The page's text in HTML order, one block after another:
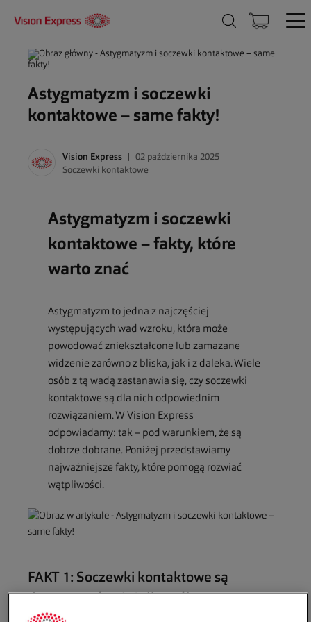
Astygmatyzm i soczewki
kontaktowe – same fakty!
Vision Express
02 października 2025
Soczewki kontaktowe
Astygmatyzm i soczewki
kontaktowe – fakty, które
warto znać
Astygmatyzm to jedna z najczęściej
występujących wad wzroku, która może
powodować zniekształcone lub zamazane
widzenie zarówno z bliska, jak i z daleka. Wiele
osób z tą wadą zastanawia się, czy soczewki
kontaktowe są dla nich odpowiednim
rozwiązaniem. W Vision Express
odpowiadamy: tak – pod warunkiem, że są
dobrze dobrane. Poniżej przedstawiamy
najważniejsze fakty, które pomogą rozwiać
wątpliwości.
FAKT 1: Soczewki kontaktowe są